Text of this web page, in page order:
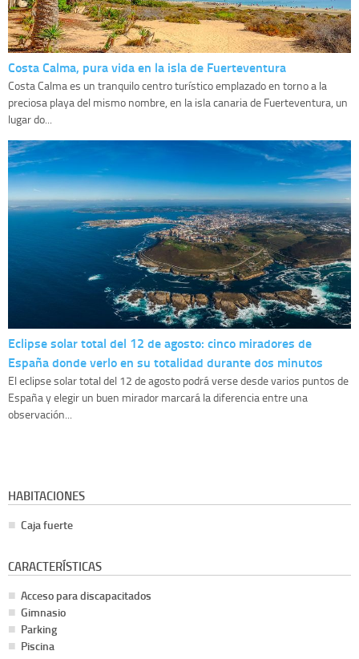
Costa Calma, pura vida en la isla de Fuerteventura
Costa Calma es un tranquilo centro turístico emplazado en torno a la
preciosa playa del mismo nombre, en la isla canaria de Fuerteventura, un
lugar do...
Eclipse solar total del 12 de agosto: cinco miradores de
España donde verlo en su totalidad durante dos minutos
El eclipse solar total del 12 de agosto podrá verse desde varios puntos de
España y elegir un buen mirador marcará la diferencia entre una
observación...
HABITACIONES
Caja fuerte
CARACTERÍSTICAS
Acceso para discapacitados
Gimnasio
Parking
Piscina